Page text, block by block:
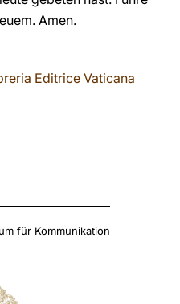
Amen.
Editrice Vaticana
für Kommunikation